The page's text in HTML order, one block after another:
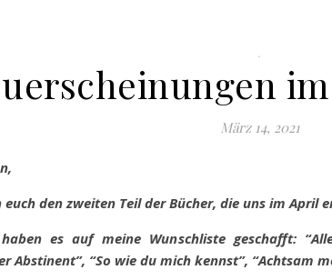
.
März 14, 2021
euch den zweiten Teil der Bücher, die uns im April
es auf meine Wunschliste geschafft:
Abstinent”, “So wie du mich kennst”, “Achtsam